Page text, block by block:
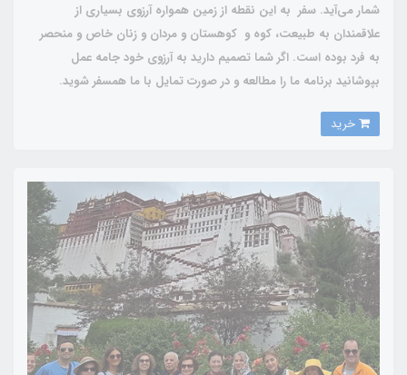
شمار می‌آید. سفر به این نقطه از زمین همواره آرزوی بسیاری از
علاقمندان به طبیعت، کوه و کوهستان و مردان و زنان خاص و منحصر
به فرد بوده است. اگر شما تصمیم دارید به آرزوی خود جامه عمل
بپوشانید برنامه ما را مطالعه و در صورت تمایل با ما همسفر شوید.